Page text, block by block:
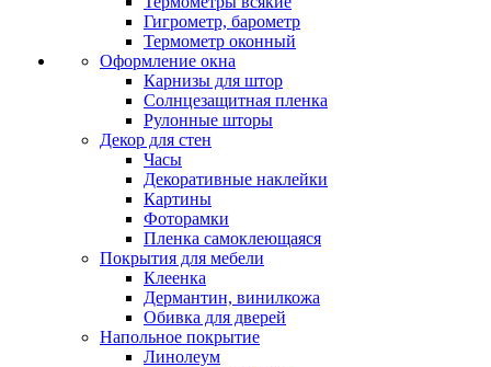
Гигрометр, барометр
Термометр оконный
Оформление окна
Карнизы для штор
Солнцезащитная пленка
Рулонные шторы
Декор для стен
Часы
Декоративные наклейки
Картины
Фоторамки
Пленка самоклеющаяся
Покрытия для мебели
Клеенка
Дермантин, винилкожа
Обивка для дверей
Напольное покрытие
Линолеум